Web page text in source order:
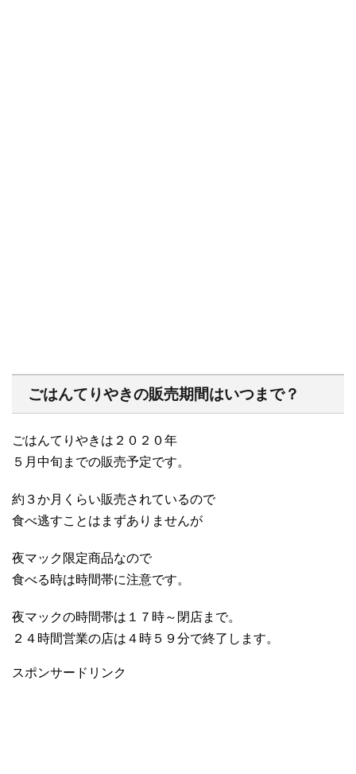
ごはんてりやきの販売期間はいつまで？
ごはんてりやきは２０２０年
５月中旬までの販売予定です。
約３か月くらい販売されているので
食べ逃すことはまずありませんが
夜マック限定商品なので
食べる時は時間帯に注意です。
夜マックの時間帯は１７時～閉店まで。
２４時間営業の店は４時５９分で終了します。
スポンサードリンク